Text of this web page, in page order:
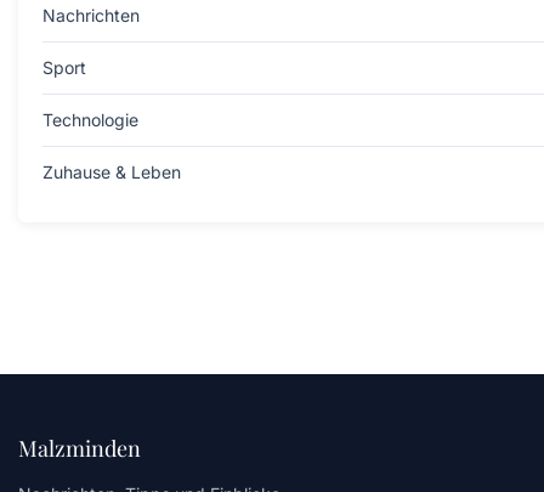
Nachrichten
Sport
Technologie
Zuhause & Leben
Malzminden